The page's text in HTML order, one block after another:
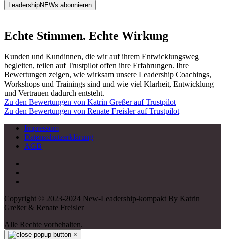
LeadershipNEWs abonnieren
Echte Stimmen. Echte Wirkung
Kunden und Kundinnen, die wir auf ihrem Entwicklungsweg
begleiten, teilen auf Trustpilot offen ihre Erfahrungen. Ihre
Bewertungen zeigen, wie wirksam unsere Leadership Coachings,
Workshops und Trainings sind und wie viel Klarheit, Entwicklung
und Vertrauen dadurch entsteht.
Zu den Bewertungen von Katrin Greßer auf Trustpilot
Zu den Bewertungen von Renate Freisler auf Trustpilot
Impressum
Datenschutzerklärung
AGB
Copyright © 2023-2024 New-Leadership-kompakt By Katrin
Greßer & Renate Freisler
Alle Rechte vorbehalten.
×